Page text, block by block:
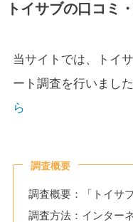
トイサブの口コミ
当サイトでは、トイ
ート調査を行いました
ら
調査概要
調査概要：「トイサ
調査方法：インター